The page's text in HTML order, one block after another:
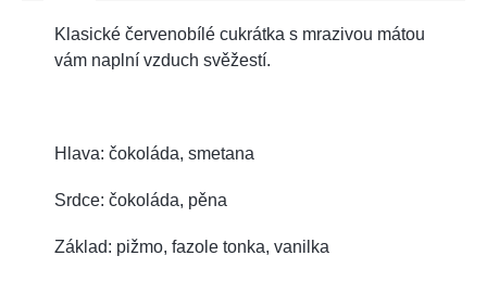
Klasické červenobílé cukrátka s mrazivou mátou
vám naplní vzduch svěžestí.
Hlava: čokoláda, smetana
Srdce: čokoláda, pěna
Základ: pižmo, fazole tonka, vanilka